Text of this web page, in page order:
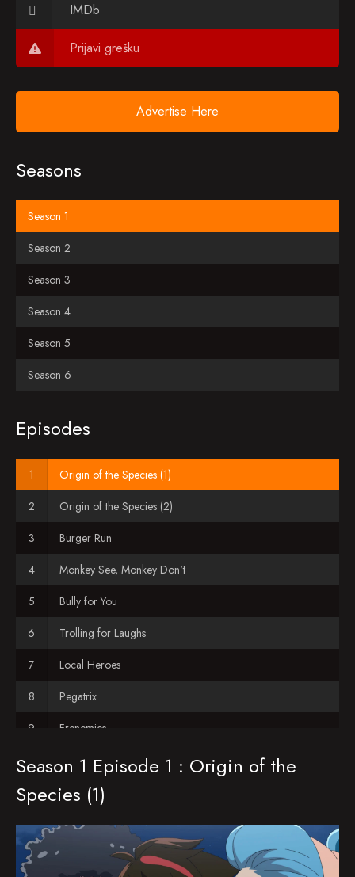
IMDb
Prijavi grešku
Advertise Here
Seasons
Season 1
Season 2
Season 3
Season 4
Season 5
Season 6
Episodes
Origin of the Species (1)
Origin of the Species (2)
Burger Run
Monkey See, Monkey Don't
Bully for You
Trolling for Laughs
Local Heroes
Pegatrix
Frenemies
Strata's Fear
Dog Daze
In Focus
Season 1 Episode 1 : Origin of the
Species (1)